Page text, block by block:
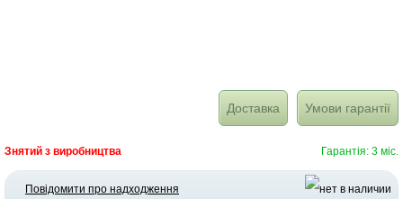
Доставка Умови гарантії
Знятий з виробництва Гарантія: 3 міс.
Повідомити про надходження